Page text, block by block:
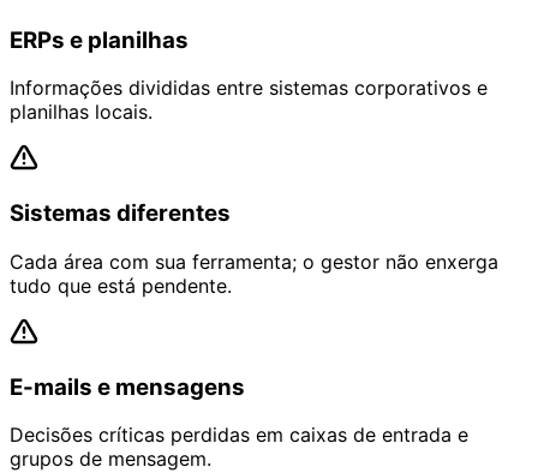
ERPs e planilhas
Informações divididas entre sistemas corporativos e
planilhas locais.
Sistemas diferentes
Cada área com sua ferramenta; o gestor não enxerga
tudo que está pendente.
E-mails e mensagens
Decisões críticas perdidas em caixas de entrada e
grupos de mensagem.